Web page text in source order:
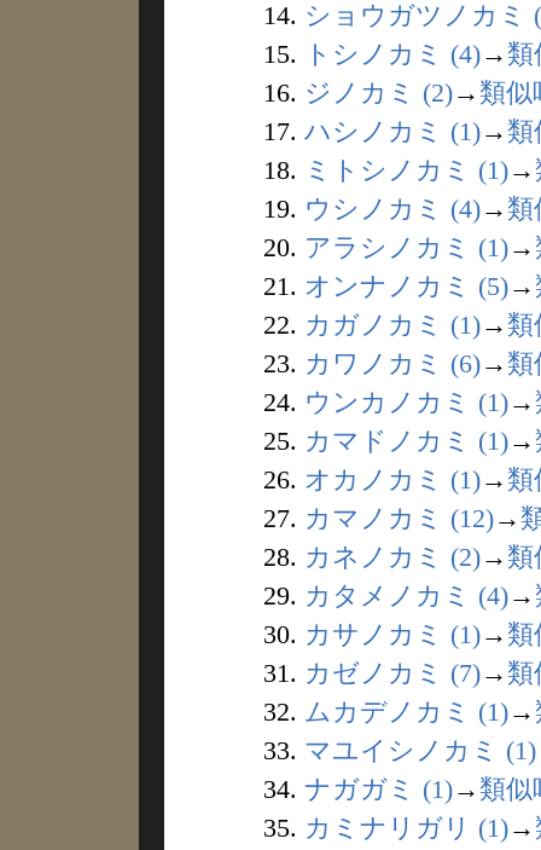
14. ショウガツノカミ
15.
トシノカミ (4)→ 類
16. ジノカミ (2)→ 類似
17. ハシノカミ (1)→ 類
18. ミトシノカミ (1)→
19. ウシノカミ (4)→ 類
20. アラシノカミ (1)→
21. オンナノカミ (5)→
22. カガノカミ (1)→ 類
23. カワノカミ (6)→ 類
24. ウンカノカミ (1)→
25. カマドノカミ (1)→
26. オカノカミ (1)→ 類
27. カマノカミ (12)→
28. カネノカミ (2)→ 類
29. カタメノカミ (4)→
30. カサノカミ (1)→ 類
31. カゼノカミ (7)→ 類
32. ムカデノカミ (1)→
33. マユイシノカミ (1)
34. ナガガミ (1)→ 類似
35. カミナリガリ (1)→